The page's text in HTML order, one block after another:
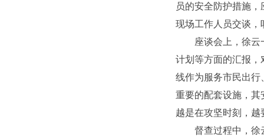
员的安全防护措施
现场工作人员交谈，
座谈会上，徐
计划等方面的汇报，
线作为服务市民出行
重要的配套设施，其
越是在攻坚时刻，
督查过程中，徐